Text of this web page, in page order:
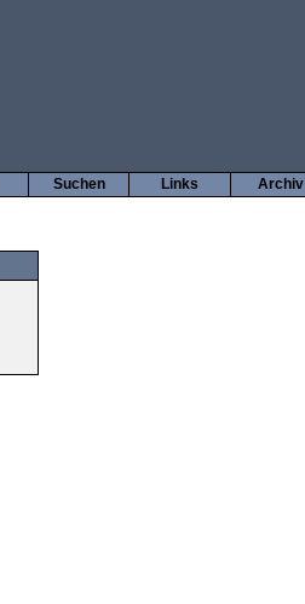
Archiv
Links
Suchen